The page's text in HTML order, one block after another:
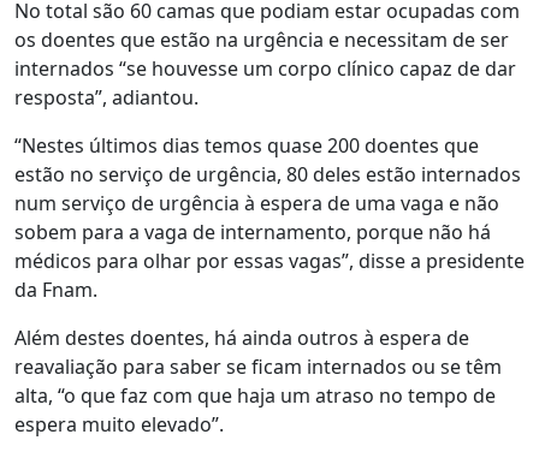
No total são 60 camas que podiam estar ocupadas com
os doentes que estão na urgência e necessitam de ser
internados “se houvesse um corpo clínico capaz de dar
resposta”, adiantou.
“Nestes últimos dias temos quase 200 doentes que
estão no serviço de urgência, 80 deles estão internados
num serviço de urgência à espera de uma vaga e não
sobem para a vaga de internamento, porque não há
médicos para olhar por essas vagas”, disse a presidente
da Fnam.
Além destes doentes, há ainda outros à espera de
reavaliação para saber se ficam internados ou se têm
alta, “o que faz com que haja um atraso no tempo de
espera muito elevado”.